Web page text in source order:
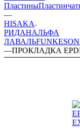
Пластины
—
HISAKA
РИДАНАЛЬФА
ЛАВАЛЬFUNKE
—ПРОКЛАДКА